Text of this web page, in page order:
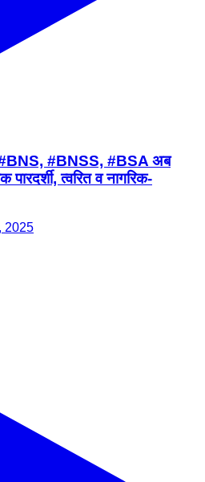
#BNSS, #BSA अब
त्वरित व नागरिक-
2025